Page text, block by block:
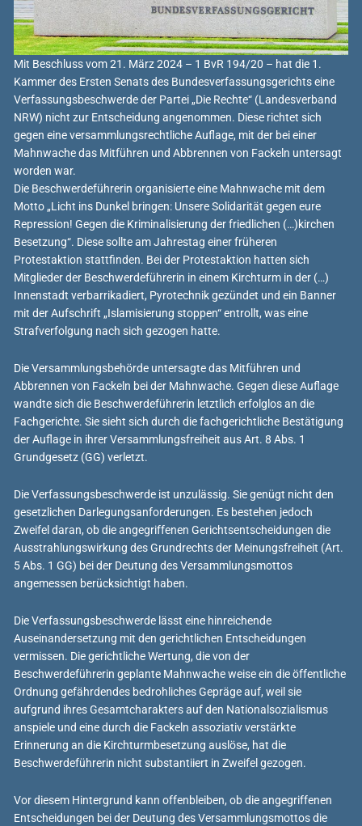
Mit Beschluss vom 21. März 2024 – 1 BvR 194/20 – hat die 1.
Kammer des Ersten Senats des Bundesverfassungsgerichts eine
Verfassungsbeschwerde der Partei „Die Rechte“ (Landesverband
NRW) nicht zur Entscheidung angenommen. Diese richtet sich
gegen eine versammlungsrechtliche Auflage, mit der bei einer
Mahnwache das Mitführen und Abbrennen von Fackeln untersagt
worden war.
Die Beschwerdeführerin organisierte eine Mahnwache mit dem
Motto „Licht ins Dunkel bringen: Unsere Solidarität gegen eure
Repression! Gegen die Kriminalisierung der friedlichen (…)kirchen
Besetzung“. Diese sollte am Jahrestag einer früheren
Protestaktion stattfinden. Bei der Protestaktion hatten sich
Mitglieder der Beschwerdeführerin in einem Kirchturm in der (…)
Innenstadt verbarrikadiert, Pyrotechnik gezündet und ein Banner
mit der Aufschrift „Islamisierung stoppen“ entrollt, was eine
Strafverfolgung nach sich gezogen hatte.
Die Versammlungsbehörde untersagte das Mitführen und
Abbrennen von Fackeln bei der Mahnwache. Gegen diese Auflage
wandte sich die Beschwerdeführerin letztlich erfolglos an die
Fachgerichte. Sie sieht sich durch die fachgerichtliche Bestätigung
der Auflage in ihrer Versammlungsfreiheit aus Art. 8 Abs. 1
Grundgesetz (GG) verletzt.
Die Verfassungsbeschwerde ist unzulässig. Sie genügt nicht den
gesetzlichen Darlegungsanforderungen. Es bestehen jedoch
Zweifel daran, ob die angegriffenen Gerichtsentscheidungen die
Ausstrahlungswirkung des Grundrechts der Meinungsfreiheit (Art.
5 Abs. 1 GG) bei der Deutung des Versammlungsmottos
angemessen berücksichtigt haben.
Die Verfassungsbeschwerde lässt eine hinreichende
Auseinandersetzung mit den gerichtlichen Entscheidungen
vermissen. Die gerichtliche Wertung, die von der
Beschwerdeführerin geplante Mahnwache weise ein die öffentliche
Ordnung gefährdendes bedrohliches Gepräge auf, weil sie
aufgrund ihres Gesamtcharakters auf den Nationalsozialismus
anspiele und eine durch die Fackeln assoziativ verstärkte
Erinnerung an die Kirchturmbesetzung auslöse, hat die
Beschwerdeführerin nicht substantiiert in Zweifel gezogen.
Vor diesem Hintergrund kann offenbleiben, ob die angegriffenen
Entscheidungen bei der Deutung des Versammlungsmottos die